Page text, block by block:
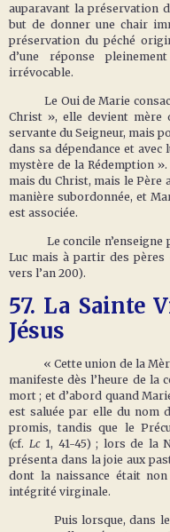
auparavant la préservation
but de donner une chair
préservation du péché
d’une réponse
irrévocable.
Le Oui de Marie
Christ », elle devient mère
servante du Seigneur, mais
dans sa dépendance et
mystère de la Rédemption
mais du Christ, mais le Père
manière subordonnée, et
est associée.
Le concile n’enseigne
Luc mais à partir des pères
vers l’an 200).
57. La Sainte
Jésus
« Cette union de la Mère
manifeste dès l’heure de la
mort ; et d’abord quand
est saluée par elle du nom
promis, tandis que le
(cf. Lc1, 41-45) ; lors de la
présenta dans la joie aux
dont la naissance était
intégrité virginale.
Puis lorsque, dans le